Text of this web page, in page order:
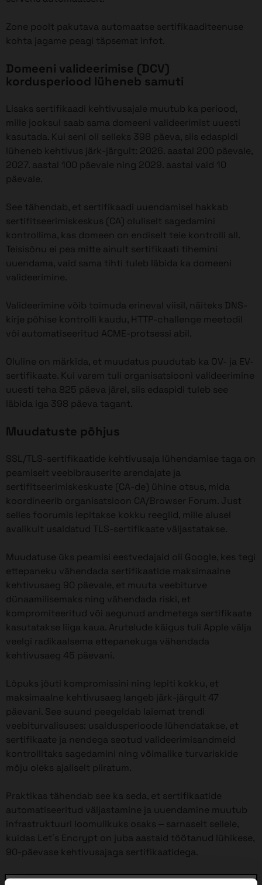
Zone poolt pakutava automaatse sertifikaaditeenuse
kohta jagame peagi täpsemat infot.
Domeeni valideerimise (DCV)
kordusperiood lüheneb samuti
Lisaks sertifikaadi kehtivusajale muutub ka periood,
mille jooksul saab sama domeeni valideerimist uuesti
kasutada. Kui seni oli selleks 398 päeva, siis edaspidi
lüheneb kehtivus järk-järgult: 2026. aastal 200 päevale,
2027. aastal 100 päevale ning 2029. aastal vaid 10
päevale.
See tähendab, et sertifikaadi uuendamisel hakkab
sertifitseerimiskeskus (CA) oluliselt sagedamini
kontrollima, kas domeen on endiselt teie kontrolli all.
Teisisõnu ei pea mitte ainult sertifikaati tihemini
uuendama, vaid sama tihti tuleb läbida ka domeeni
valideerimine.
Valideerimine võib toimuda erineval viisil, näiteks DNS-
kirje põhise kontrolli kaudu, HTTP-challenge meetodil
või automatiseeritud ACME-protsessi abil.
Oluline on märkida, et muudatus puudutab ka OV- ja EV-
sertifikaate. Kui varem tuli organisatsiooni valideerimine
uuesti teha 825 päeva järel, siis edaspidi tuleb see
läbida iga 398 päeva tagant.
Muudatuste põhjus
SSL/TLS-sertifikaatide kehtivusaja lühendamise taga on
peamiselt veebibrauserite arendajate ja
sertifitseerimiskeskuste (CA-de) ühine otsus, mida
koordineerib organisatsioon CA/Browser Forum. Just
selles foorumis lepitakse kokku reeglid, mille alusel
avalikult usaldatud TLS-sertifikaate väljastatakse.
Muudatuse üks peamisi eestvedajaid oli Google, kes tegi
ettepaneku vähendada sertifikaatide maksimaalne
kehtivusaeg 90 päevale, et muuta veebiturve
dünaamilisemaks ning vähendada riski, et
kompromiteeritud või aegunud andmetega sertifikaate
kasutatakse liiga kaua. Arutelude käigus tuli Apple välja
veelgi radikaalsema ettepanekuga vähendada
kehtivusaeg 45 päevani.
Lõpuks jõuti kompromissini ning lepiti kokku, et
maksimaalne kehtivusaeg langeb järk-järgult 47
päevani. See suund peegeldab laiemat trendi
veebiturvalisuses: usaldusperioode lühendatakse, et
sertifikaate ja nendega seotud valideerimisandmeid
kontrollitaks sagedamini ning võimalike turvariskide
mõju oleks ajaliselt piiratum.
Praktikas tähendab see ka seda, et sertifikaatide
automatiseeritud väljastamine ja uuendamine muutub
infrastruktuuri loomulikuks osaks – sarnaselt sellele,
kuidas Let’s Encrypt on juba aastaid töötanud lühikese,
90-päevase kehtivusajaga sertifikaatidega.
Kuigi muudatused jõustuvad järk-järgult kuni 2029.